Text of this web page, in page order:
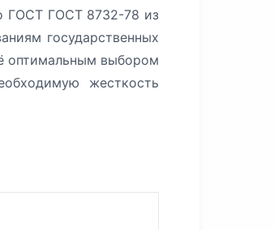
ГОСТ ГОСТ 8732-78 из
государственных
оптимальным выбором
жесткость